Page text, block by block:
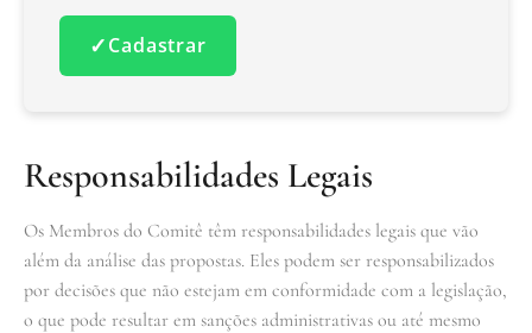
✓Cadastrar
Responsabilidades Legais
Os Membros do Comitê têm responsabilidades legais que vão
além da análise das propostas. Eles podem ser responsabilizados
por decisões que não estejam em conformidade com a legislação,
o que pode resultar em sanções administrativas ou até mesmo